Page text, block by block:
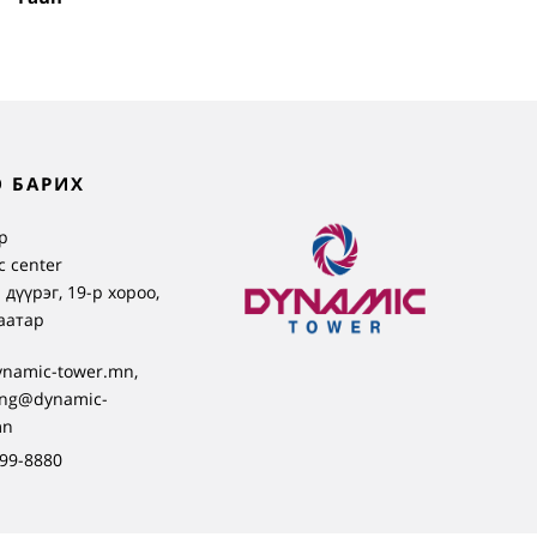
БАРИХ
center
19-р хороо,
tower.mn,
8880